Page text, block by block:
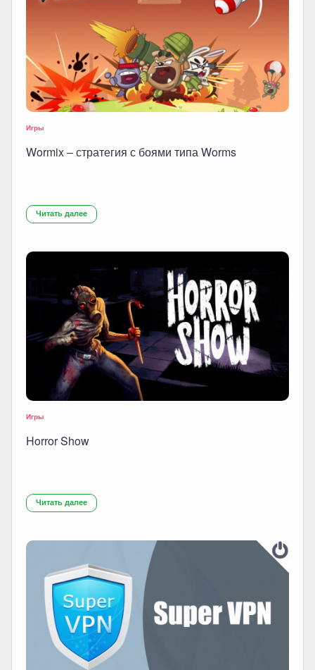
Игры
Wormix – стратегия с боями типа Worms
Читать далее
Игры
Horror Show
Читать далее